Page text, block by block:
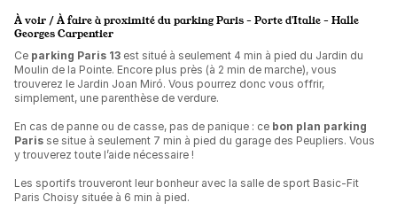
À voir / À faire à proximité du parking Paris - Porte d'Italie - Halle
Georges Carpentier
Ce parking Paris 13 est situé à seulement 4 min à pied du Jardin du
Moulin de la Pointe. Encore plus près (à 2 min de marche), vous
trouverez le Jardin Joan Miró. Vous pourrez donc vous offrir,
simplement, une parenthèse de verdure.
En cas de panne ou de casse, pas de panique : ce bon plan parking
Paris se situe à seulement 7 min à pied du garage des Peupliers. Vous
y trouverez toute l’aide nécessaire !
Les sportifs trouveront leur bonheur avec la salle de sport Basic-Fit
Paris Choisy située à 6 min à pied.